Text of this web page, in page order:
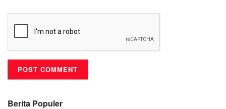
Berita Populer